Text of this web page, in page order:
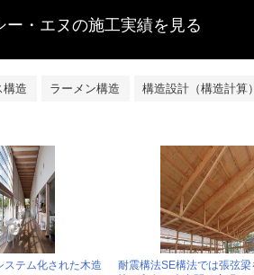
ー・エヌの施工実績を見る
構造 ラーメン構造 構造設計（構造計算
ステム化された木造
耐震構法SE構法では張弦